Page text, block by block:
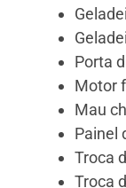
Porta
Motor
Mau
Painel
Troca
Troca